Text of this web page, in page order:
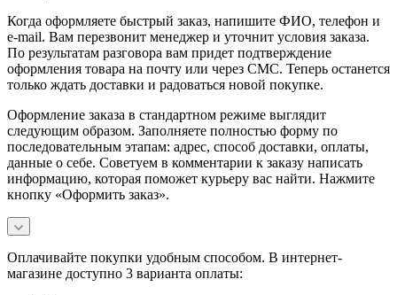
Когда оформляете быстрый заказ, напишите ФИО, телефон и
e-mail. Вам перезвонит менеджер и уточнит условия заказа.
По результатам разговора вам придет подтверждение
оформления товара на почту или через СМС. Теперь останется
только ждать доставки и радоваться новой покупке.
Оформление заказа в стандартном режиме выглядит
следующим образом. Заполняете полностью форму по
последовательным этапам: адрес, способ доставки, оплаты,
данные о себе. Советуем в комментарии к заказу написать
информацию, которая поможет курьеру вас найти. Нажмите
кнопку «Оформить заказ».
Оплачивайте покупки удобным способом. В интернет-
магазине доступно 3 варианта оплаты: